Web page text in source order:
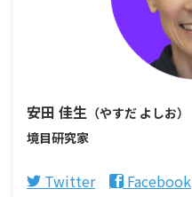
安田 佳生 （やすだ よしお）
境目研究家
Twitter Facebook